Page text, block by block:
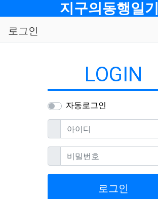
지구의동행일기
로그인
LOGIN
자동로그인
아이디필수
비밀번호필수
로그인